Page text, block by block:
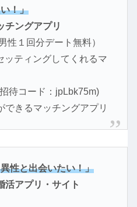
！」
チングアプリ
性１回分デート無料）
ッティングしてくれるマ
待コード：jpLbk75m)
できるマッチングアプリ
性と出会いたい！」
活アプリ・サイト